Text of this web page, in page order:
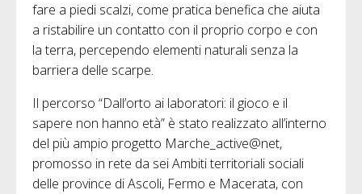
fare a piedi scalzi, come pratica benefica che aiuta
a ristabilire un contatto con il proprio corpo e con
la terra, percependo elementi naturali senza la
barriera delle scarpe.
Il percorso “Dall’orto ai laboratori: il gioco e il
sapere non hanno età” è stato realizzato all’interno
del più ampio progetto Marche_active@net,
promosso in rete da sei Ambiti territoriali sociali
delle province di Ascoli, Fermo e Macerata, con